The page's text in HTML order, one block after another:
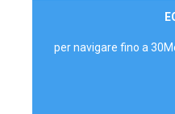
per navigare fino a